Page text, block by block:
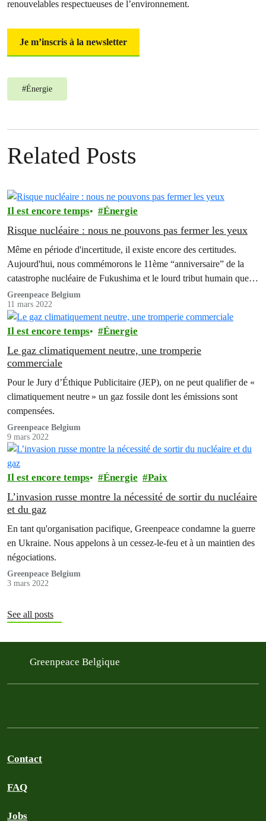
renouvelables respectueuses de l’environnement.
Je m’inscris à la newsletter
#Énergie
Related Posts
Il est encore temps Énergie
Risque nucléaire : nous ne pouvons pas fermer les yeux
Même en période d'incertitude, il existe encore des certitudes.
Aujourd'hui, nous commémorons le 11ème “anniversaire” de la
catastrophe nucléaire de Fukushima et le lourd tribut humain que le
Japon continue de payer.
Greenpeace Belgium
11 mars 2022
Il est encore temps Énergie
Le gaz climatiquement neutre, une tromperie
commerciale
Pour le Jury d’Éthique Publicitaire (JEP), on ne peut qualifier de «
climatiquement neutre » un gaz fossile dont les émissions sont
compensées.
Greenpeace Belgium
9 mars 2022
Il est encore temps Énergie Paix
L’invasion russe montre la nécessité de sortir du nucléaire
et du gaz
En tant qu'organisation pacifique, Greenpeace condamne la guerre
en Ukraine. Nous appelons à un cessez-le-feu et à un maintien des
négociations.
Greenpeace Belgium
3 mars 2022
See all posts
Greenpeace Belgique
Contact
FAQ
Jobs